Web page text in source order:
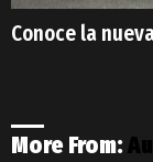
Conoce la
More From: